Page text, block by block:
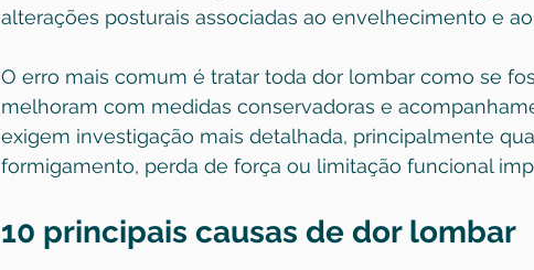
alterações posturais associadas ao envelhecimento e
O erro mais comum é tratar toda dor lombar como se
melhoram com medidas conservadoras e
exigem investigação mais detalhada, principalmente
formigamento, perda de força ou limitação funcional
10 principais causas de dor lombar